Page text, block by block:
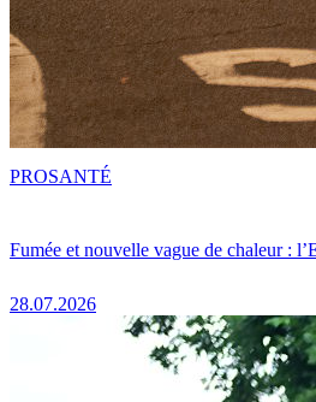
Fumée et nouvelle vague de chaleur :
28.07.2026
PROSANTÉ